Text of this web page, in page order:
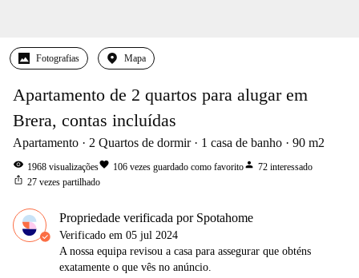
Fotografias Mapa
Apartamento de 2 quartos para alugar em
Brera, contas incluídas
Apartamento 2 Quartos de dormir 1 casa de banho 90 m2
visibility 1968 visualizaçõesfavorite 106 vezes guardado como favoritoperson 72 interessado
ios_share 27 vezes partilhado
Propriedade verificada por Spotahome
Verificado em 05 jul 2024
A nossa equipa revisou a casa para assegurar que obténs
exatamente o que vês no anúncio.